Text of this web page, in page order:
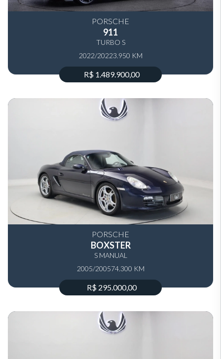
PORSCHE
911
TURBO S
2022/20223.950 KM
R$ 1.489.900,00
PORSCHE
BOXSTER
S MANUAL
2005/200574.300 KM
R$ 295.000,00